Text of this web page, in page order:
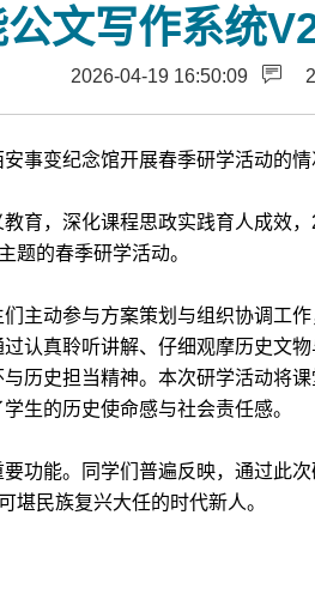
文写作系统
2026-04-19 16:50:09
事变纪念馆开展春季研学活动的
育，深化课程思政实践育人成效
题的春季研学活动。
主动参与方案策划与组织协调工
认真聆听讲解、仔细观摩历史文
历史担当精神。本次研学活动将
生的历史使命感与社会责任感。
功能。同学们普遍反映，通过此
堪民族复兴大任的时代新人。